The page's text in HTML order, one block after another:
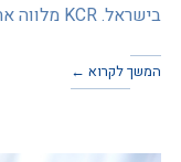
בישראל. KCR מלווה את תהליך המכירה וההשבחה של הקבוצה.
המשך לקרוא ←